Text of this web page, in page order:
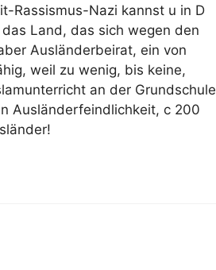
Rassismus-Nazi kannst u in D
Land, das sich wegen den
Ausländerbeirat, ein von
weil zu wenig, bis keine,
an der Grundschule
Ausländerfeindlichkeit, c 200